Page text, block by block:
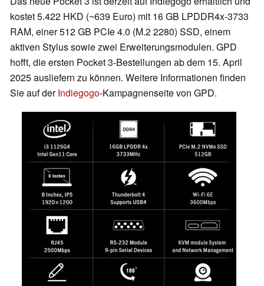
kostet 5.422 HKD (~639 Euro) mit 16 GB LPDDR4x-3733
RAM, einer 512 GB PCIe 4.0 (M.2 2280) SSD, einem
aktiven Stylus sowie zwei Erweiterungsmodulen. GPD
hofft, die ersten Pocket 3-Bestellungen ab dem 15. April
2025 ausliefern zu können. Weitere Informationen finden
Sie auf derIndiegogo-Kampagnenseite von GPD.